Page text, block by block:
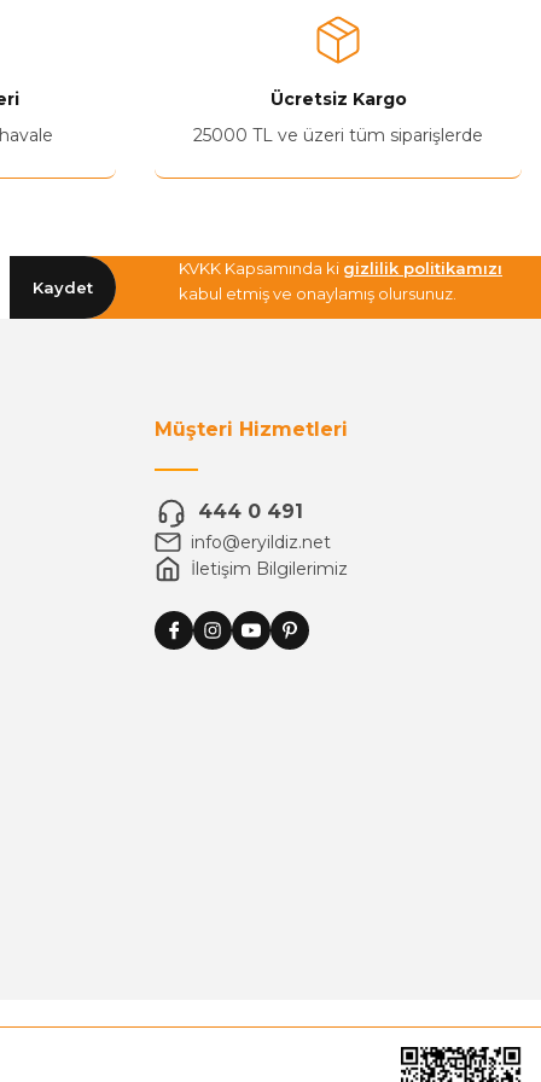
Ücretsiz Kargo
25000 TL ve üzeri tüm siparişlerde
Kaydet
KVKK Kapsamında ki gizlilik politikamızı
kabul etmiş ve onaylamış olursunuz.
Müşteri Hizmetleri
444 0 491
info@eryildiz.net
İletişim Bilgilerimiz